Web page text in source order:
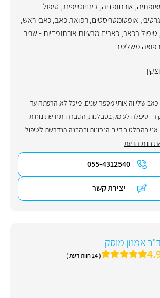
, אורתופדיה, קינזיוטייפינג, טיפול
, אופטומטריסטים,רפואת כאב,כאבי ראש,
, טיפול בכאב,כאבים מבעיות אורתופדיות - שריר
רפואה משלימה
שליווה אותי מספר שנים, מיכל לא הרפתה עד
וטיפלה לעומק בסבלנות, הסברה ותחושת נוחות
בהחלט בידיים הנכונות ובהבנה הנדרשת לטיפול
חוות הדעת
055-4312540
יצירת קשר
אמנון מוסק
( 24 חוות דעת )